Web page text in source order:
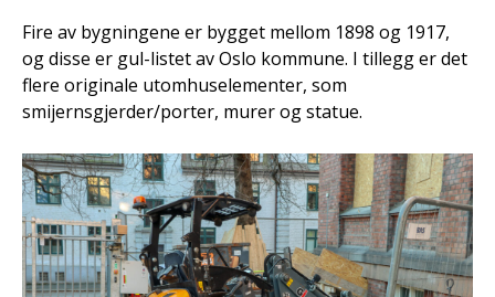
Fire av bygningene er bygget mellom 1898 og 1917,
og disse er gul-listet av Oslo kommune. I tillegg er det
flere originale utomhuselementer, som
smijernsgjerder/porter, murer og statue.